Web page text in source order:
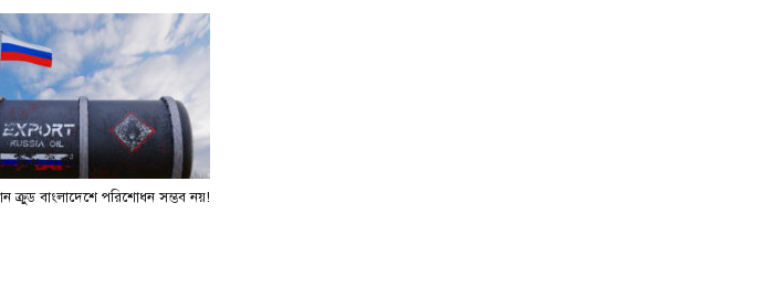
ক্রুড বাংলাদেশে পরিশোধন সম্ভব নয়!